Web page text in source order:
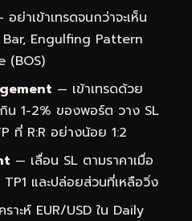
อย่าเข้าเทรดจนกว่าจะเห็น
Engulfing Pattern
(BOS)
— เข้าเทรดด้วย
น 1-2% ของพอร์ต วาง SL
ที่ R:R อย่างน้อย 1:2
— เลื่อน SL ตามราคาเมื่อ
และปล่อยส่วนที่เหลือวิ่ง
ะห์ EUR/USD ใน Daily